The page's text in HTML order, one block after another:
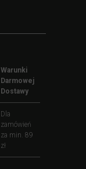
Warunki
Darmowej
Dostawy
Dla
zamówień
za min. 89
zł